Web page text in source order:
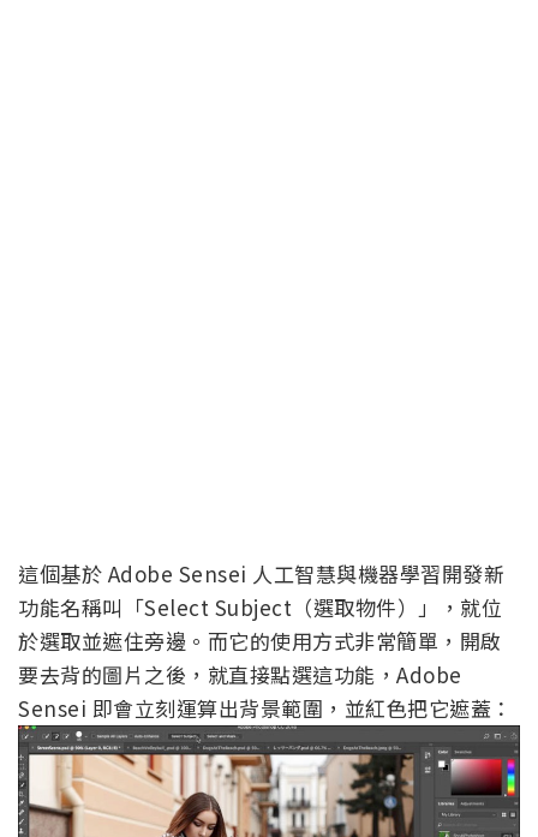
這個基於 Adobe Sensei 人工智慧與機器學習開發新
功能名稱叫「Select Subject（選取物件）」，就位
於選取並遮住旁邊。而它的使用方式非常簡單，開啟
要去背的圖片之後，就直接點選這功能，Adobe
Sensei 即會立刻運算出背景範圍，並紅色把它遮蓋：